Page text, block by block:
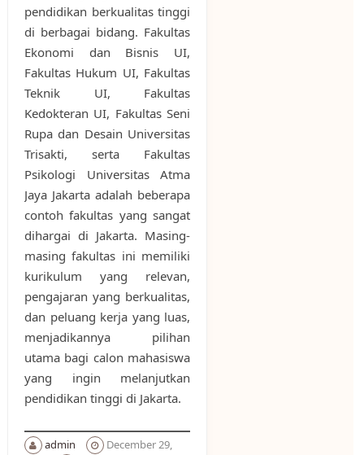
pendidikan berkualitas tinggi
di berbagai bidang. Fakultas
Ekonomi dan Bisnis UI,
Fakultas Hukum UI, Fakultas
Teknik UI, Fakultas
Kedokteran UI, Fakultas Seni
Rupa dan Desain Universitas
Trisakti, serta Fakultas
Psikologi Universitas Atma
Jaya Jakarta adalah beberapa
contoh fakultas yang sangat
dihargai di Jakarta. Masing-
masing fakultas ini memiliki
kurikulum yang relevan,
pengajaran yang berkualitas,
dan peluang kerja yang luas,
menjadikannya pilihan
utama bagi calon mahasiswa
yang ingin melanjutkan
pendidikan tinggi di Jakarta.
admin
December 29,